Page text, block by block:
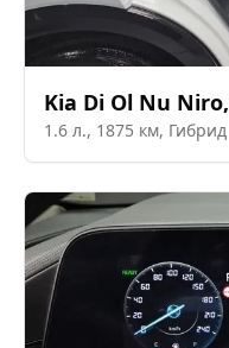
Kia Di Ol Nu Niro,
1.6 л., 1875 км, Гибрид